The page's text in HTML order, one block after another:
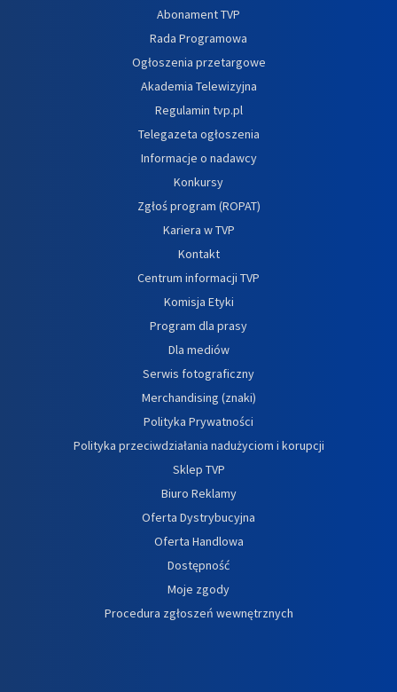
Abonament TVP
Rada Programowa
Ogłoszenia przetargowe
Akademia Telewizyjna
Regulamin tvp.pl
Telegazeta ogłoszenia
Informacje o nadawcy
Konkursy
Zgłoś program (ROPAT)
Kariera w TVP
Kontakt
Centrum informacji TVP
Komisja Etyki
Program dla prasy
Dla mediów
Serwis fotograficzny
Merchandising (znaki)
Polityka Prywatności
Polityka przeciwdziałania nadużyciom i korupcji
Sklep TVP
Biuro Reklamy
Oferta Dystrybucyjna
Oferta Handlowa
Dostępność
Moje zgody
Procedura zgłoszeń wewnętrznych